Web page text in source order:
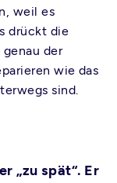
weil es
drückt die
der
wie das
sind.
„zu spät“. Er